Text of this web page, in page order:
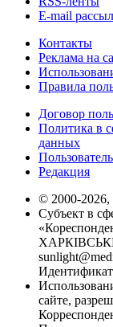
E-mail
Контакты
Реклама на
Правила
Договор
Политика в
данных
Редакция
© 2000-2026,
Субъект в
сайте,